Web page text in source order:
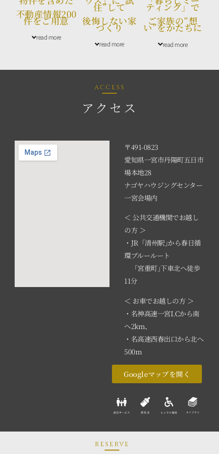
不動産情報200
件をご用意
read more
住”して
後悔しない家
づくり
read more
ティング」で
ご家族の“想
い”をかたちに
read more
access
アクセス
〒491-0823
愛知県一宮市丹陽町五日市
場本地28
ナゴヤハウジングセンター
一宮会場内
＜ 公共交通機関でお越し
の方 ＞
・JR「清州駅｣から春日循
環ブルールート
「宮重町｣下車北へ徒歩
11分
＜ お車でお越しの方 ＞
・名神高速一宮I.Cから南
へ2km、
・名高速西春出口から北へ
500m
Googleマップを開く
reserve